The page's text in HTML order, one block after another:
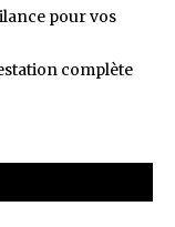
pour vos
complète